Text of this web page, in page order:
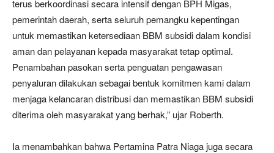
terus berkoordinasi secara intensif dengan BPH Migas,
pemerintah daerah, serta seluruh pemangku kepentingan
untuk memastikan ketersediaan BBM subsidi dalam kondisi
aman dan pelayanan kepada masyarakat tetap optimal.
Penambahan pasokan serta penguatan pengawasan
penyaluran dilakukan sebagai bentuk komitmen kami dalam
menjaga kelancaran distribusi dan memastikan BBM subsidi
diterima oleh masyarakat yang berhak,” ujar Roberth.
Ia menambahkan bahwa Pertamina Patra Niaga juga secara